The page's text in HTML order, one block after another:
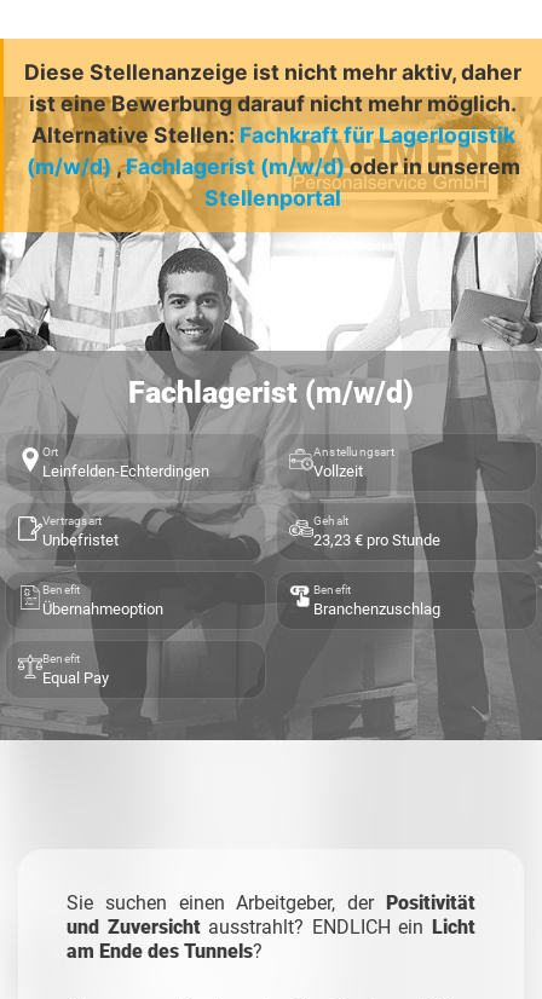
Diese Stellenanzeige ist nicht mehr aktiv, daher
ist eine Bewerbung darauf nicht mehr möglich.
Alternative Stellen: Fachkraft für Lagerlogistik
(m/w/d),Fachlagerist (m/w/d)oder in unserem
Stellenportal
Fachlagerist (m/w/d)
Ort
Leinfelden-Echterdingen
Anstellungsart
Vollzeit
Vertragsart
Unbefristet
Gehalt
23,23 € pro Stunde
Benefit
Übernahmeoption
Benefit
Branchenzuschlag
Benefit
Equal Pay
Sie suchen einen Arbeitgeber, der Positivität
und Zuversichtausstrahlt? ENDLICH einLicht
am Ende des Tunnels?